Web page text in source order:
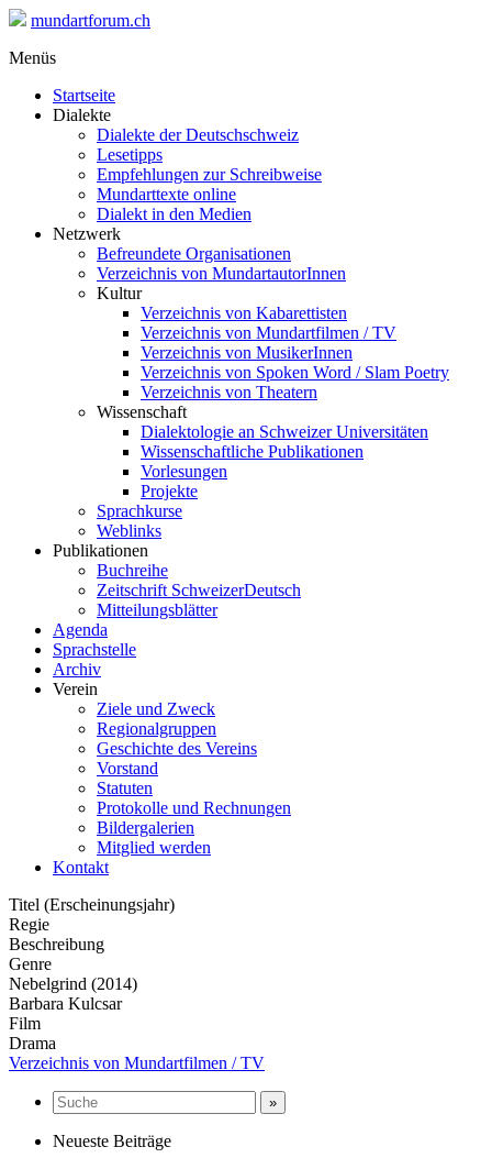
mundartforum.ch
Menüs
Startseite
Dialekte
Dialekte der Deutschschweiz
Lesetipps
Empfehlungen zur Schreibweise
Mundarttexte online
Dialekt in den Medien
Netzwerk
Befreundete Organisationen
Verzeichnis von MundartautorInnen
Kultur
Verzeichnis von Kabarettisten
Verzeichnis von Mundartfilmen / TV
Verzeichnis von MusikerInnen
Verzeichnis von Spoken Word / Slam Poetry
Verzeichnis von Theatern
Wissenschaft
Dialektologie an Schweizer Universitäten
Wissenschaftliche Publikationen
Vorlesungen
Projekte
Sprachkurse
Weblinks
Publikationen
Buchreihe
Zeitschrift SchweizerDeutsch
Mitteilungsblätter
Agenda
Sprachstelle
Archiv
Verein
Ziele und Zweck
Regionalgruppen
Geschichte des Vereins
Vorstand
Statuten
Protokolle und Rechnungen
Bildergalerien
Mitglied werden
Kontakt
Titel (Erscheinungsjahr)
Regie
Beschreibung
Genre
Nebelgrind (2014)
Barbara Kulcsar
Film
Drama
Verzeichnis von Mundartfilmen / TV
Neueste Beiträge